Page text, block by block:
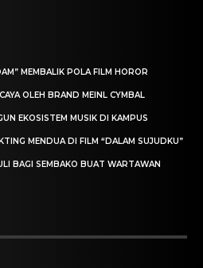
MEMBALIK POLA FILM HOROR
OLEH BRAND MEINL CYMBAL
EKOSISTEM MUSIK DI KAMPUS
MENDUA DI FILM “DALAM SUJUDKU”
BAGI SEMBAKO BUAT WARTAWAN